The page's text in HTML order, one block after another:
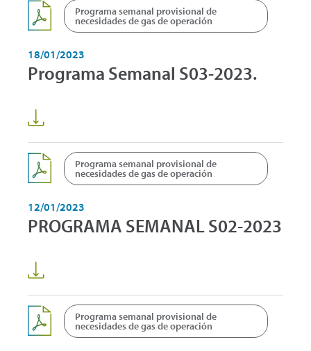
Programa semanal provisional de
necesidades de gas de operación
18/01/2023
Programa Semanal S03-2023.
Programa semanal provisional de
necesidades de gas de operación
12/01/2023
PROGRAMA SEMANAL S02-2023
Programa semanal provisional de
necesidades de gas de operación